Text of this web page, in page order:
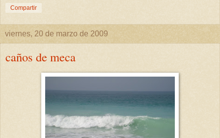
Compartir
viernes, 20 de marzo de 2009
caños de meca